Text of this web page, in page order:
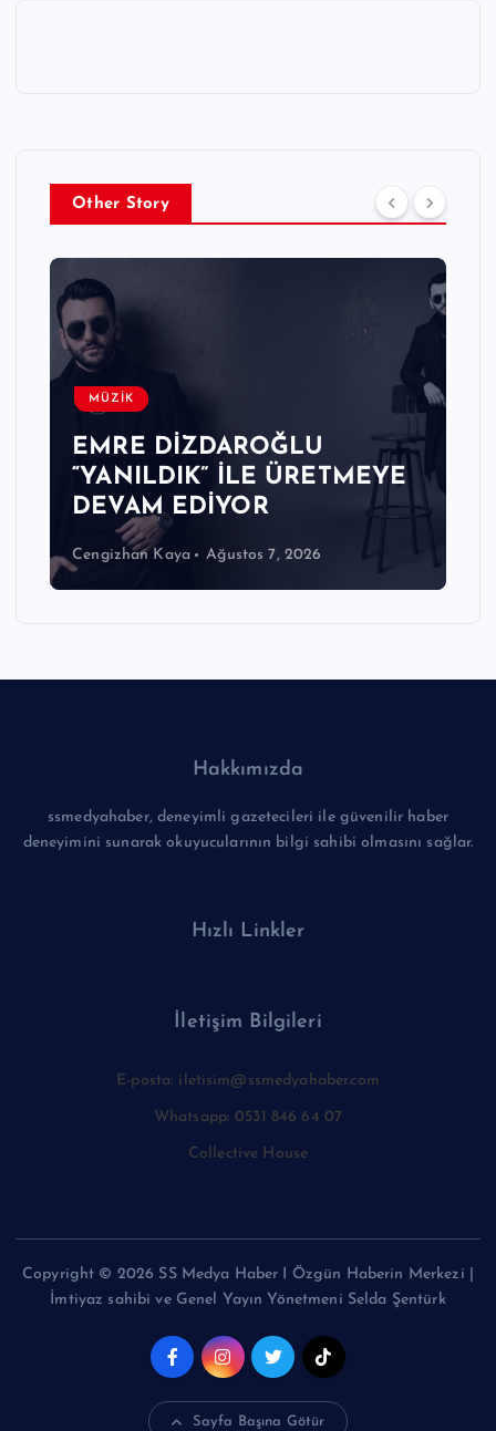
Other Story
MÜZİK
EMRE DİZDAROĞLU
“YANILDIK” İLE ÜRETMEYE
DEVAM EDİYOR
Cengizhan Kaya Ağustos 7, 2026
Hakkımızda
ssmedyahaber, deneyimli gazetecileri ile güvenilir haber
deneyimini sunarak okuyucularının bilgi sahibi olmasını sağlar.
Hızlı Linkler
İletişim Bilgileri
E-posta: iletisim@ssmedyahaber.com
Whatsapp: 0531 846 64 07
Collective House
Copyright © 2026 SS Medya Haber I Özgün Haberin Merkezi |
İmtiyaz sahibi ve Genel Yayın Yönetmeni Selda Şentürk
Sayfa Başına Götür